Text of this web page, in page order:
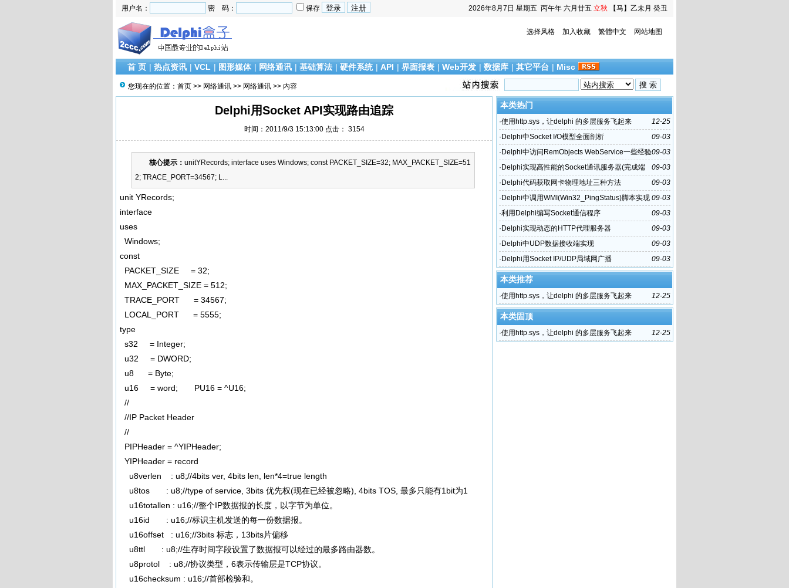
2026年8月7日 星期五 丙午年 六月廿五 立秋
【马】乙未月 癸丑
用户名： 密 码： 保存
选择风格 加入收藏 繁體中文 网站地图
首 页 | 热点资讯 | VCL | 图形媒体 | 网络通讯 | 基础算法 | 硬件系统 | API | 界面报表 | Web开发 | 数据库 | 其它平台 | Misc
您现在的位置： 首页 >> 网络通讯 >> 网络通讯 >> 内容
Delphi用Socket API实现路由追踪
时间：2011/9/3 15:13:00 点击： 3154
核心提示： unitYRecords; interface uses Windows; const PACKET_SIZE=32; MAX_PACKET_SIZE=51
2; TRACE_PORT=34567; L...
unit YRecords;
interface
uses
Windows;
const
PACKET_SIZE = 32;
MAX_PACKET_SIZE = 512;
TRACE_PORT = 34567;
LOCAL_PORT = 5555;
type
s32 = Integer;
u32 = DWORD;
u8 = Byte;
u16 = word; PU16 = ^U16;
//
//IP Packet Header
//
PIPHeader = ^YIPHeader;
YIPHeader = record
u8verlen : u8;//4bits ver, 4bits len, len*4=true length
u8tos : u8;//type of service, 3bits 优先权(现在已经被忽略), 4bits TOS, 最多只能有1bit为1
u16totallen : u16;//整个IP数据报的长度，以字节为单位。
u16id : u16;//标识主机发送的每一份数据报。
u16offset : u16;//3bits 标志，13bits片偏移
u8ttl : u8;//生存时间字段设置了数据报可以经过的最多路由器数。
u8protol : u8;//协议类型，6表示传输层是TCP协议。
u16checksum : u16;//首部检验和。
本类热门
12-25
·使用http.sys，让delphi 的多层服务飞起来
09-03
· Delphi中Socket I/O模型全面剖析
09-03
· Delphi中访问RemObjects WebService一些经验
09-03
· Delphi实现高性能的Socket通讯服务器(完成端
口模型IOCP)
09-03
· Delphi代码获取网卡物理地址三种方法
09-03
· Delphi中调用WMI(Win32_PingStatus)脚本实现
PING命令
09-03
·利用Delphi编写Socket通信程序
09-03
· Delphi实现动态的HTTP代理服务器
09-03
· Delphi中UDP数据接收端实现
09-03
· Delphi用Socket IP/UDP局域网广播
本类推荐
12-25
·使用http.sys，让delphi 的多层服务飞起来
本类固顶
12-25
·使用http.sys，让delphi 的多层服务飞起来